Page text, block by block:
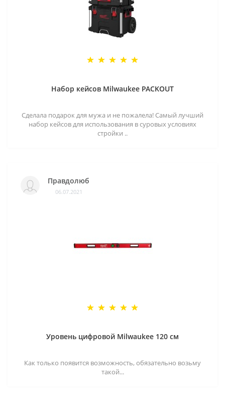
Набор кейсов Milwaukee PACKOUT
Сделала подарок для мужа и не пожалела! Самый лучший
набор кейсов для использования в суровых условиях
стройки ..
Правдолюб
06.07.2021
Уровень цифровой Milwaukee 120 см
Как только появится возможность, обязательно возьму
такой...